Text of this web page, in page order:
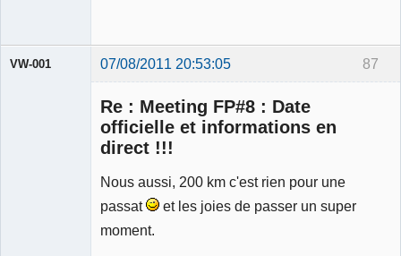
87
VW-001 07/08/2011 20:53:05
Re : Meeting FP#8 : Date
officielle et informations en
direct !!!
Nous aussi, 200 km c'est rien pour une
passat
et les joies de passer un super
moment.